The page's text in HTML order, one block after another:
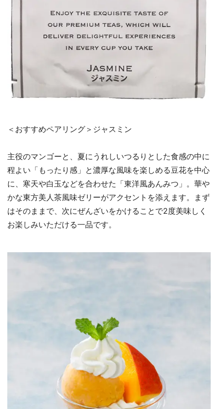
＜おすすめペアリング＞ジャスミン
主役のマンゴーと、夏にうれしいつるりとした食感の中に
程よい「もったり感」と濃厚な風味を楽しめる豆花を中心
に、寒天や白玉などを合わせた「東洋風あんみつ」。華や
かな東方美人茶風味ゼリーがアクセントを添えます。まず
はそのままで、次にぜんざいをかけることで2度美味しく
お楽しみいただける一品です。